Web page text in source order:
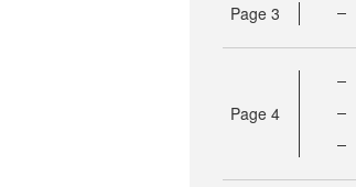
Page 3
Page 4